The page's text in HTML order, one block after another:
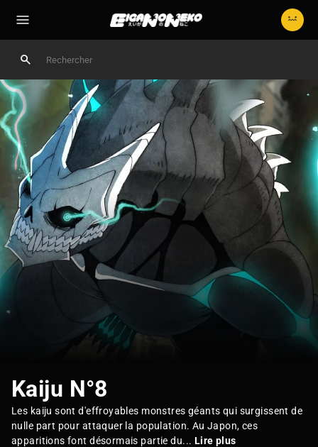
Kaiju N°8
Les kaiju sont d'effroyables monstres géants qui surgissent de
nulle part pour attaquer la population. Au Japon, ces
apparitions font désormais partie du... Lire plus